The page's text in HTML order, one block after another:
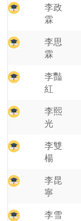
李政
霖
李思
霖
李豔
紅
李熙
光
李雙
楊
李昆
寧
李雪